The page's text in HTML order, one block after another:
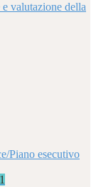
valutazione della
Piano esecutivo
1